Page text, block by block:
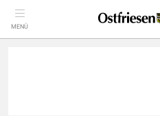
MENÜ